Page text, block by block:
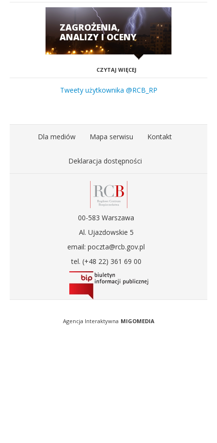
ZAGROŻENIA,
ANALIZY I OCENY
CZYTAJ WIĘCEJ
Tweety użytkownika @RCB_RP
Dla mediów Mapa serwisu Kontakt
Deklaracja dostępności
00-583 Warszawa
Al. Ujazdowskie 5
email: poczta@rcb.gov.pl
tel. (+48 22) 361 69 00
Agencja Interaktywna MIGOMEDIA